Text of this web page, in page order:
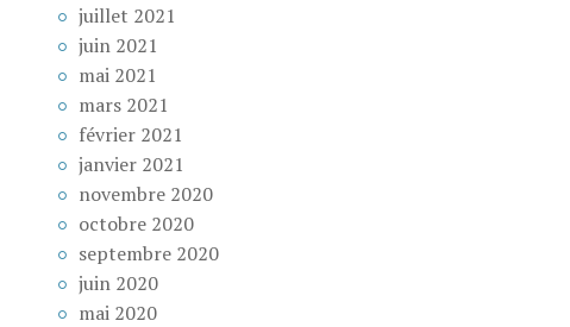
juillet 2021
juin 2021
mai 2021
mars 2021
février 2021
janvier 2021
novembre 2020
octobre 2020
septembre 2020
juin 2020
mai 2020